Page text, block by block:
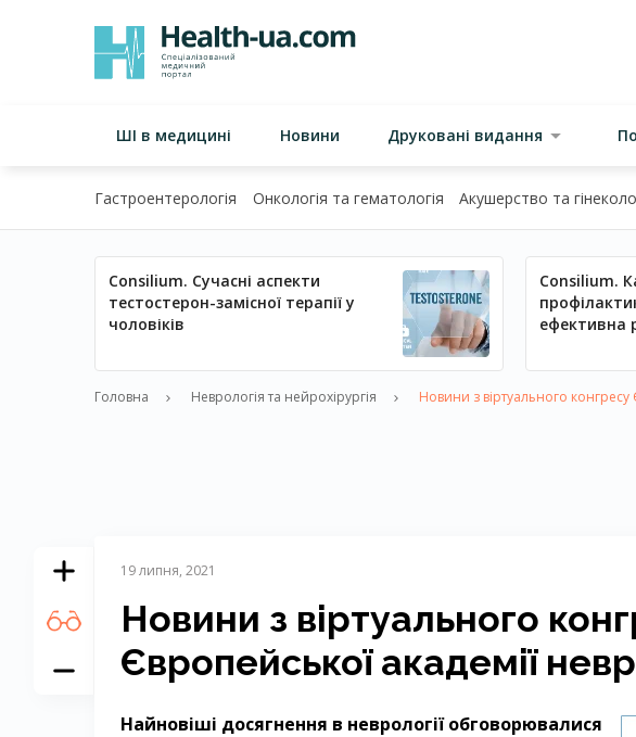
ШІ в медицині Новини Друковані видання
Гастроентерологія Онкологія та гематологія Акушерство та
Consilium. Сучасні аспекти
тестостерон-замісної терапії у
чоловіків
Consilium.
ефективна
Головна Неврологія та нейрохірургія Новини з віртуального конгресу
19 липня, 2021
Новини з віртуального
Європейської академії
Найновіші досягнення в неврології обговорювалися